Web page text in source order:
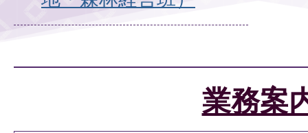
業務案